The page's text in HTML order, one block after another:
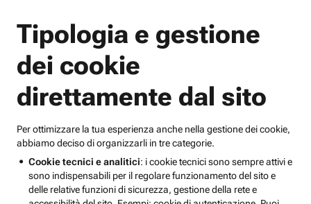
Tipologia e gestione
dei cookie
direttamente dal sito
Per ottimizzare la tua esperienza anche nella gestione dei cookie,
abbiamo deciso di organizzarli in tre categorie.
Cookie tecnici e analitici: i cookie tecnici sono sempre attivi e
sono indispensabili per il regolare funzionamento del sito e
delle relative funzioni di sicurezza, gestione della rete e